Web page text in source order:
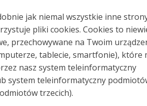
jak niemal wszystkie inne
pliki cookies. Cookies to
przechowywane na Twoim
tablecie, smartfonie), które
nasz system teleinformatyczny
system teleinformatyczny
trzecich).